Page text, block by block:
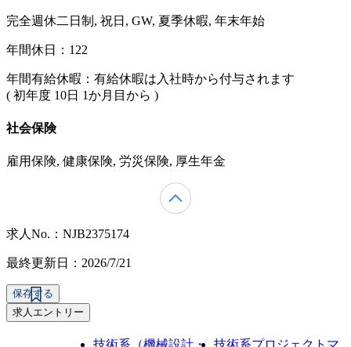
完全週休二日制, 祝日, GW, 夏季休暇, 年末年始
年間休日：122
年間有給休暇：有給休暇は入社時から付与されます
( 初年度 10日 1か月目から )
社会保険
雇用保険, 健康保険, 労災保険, 厚生年金
求人No.：NJB2375174
最終更新日：2026/7/21
保存する
求人エントリー